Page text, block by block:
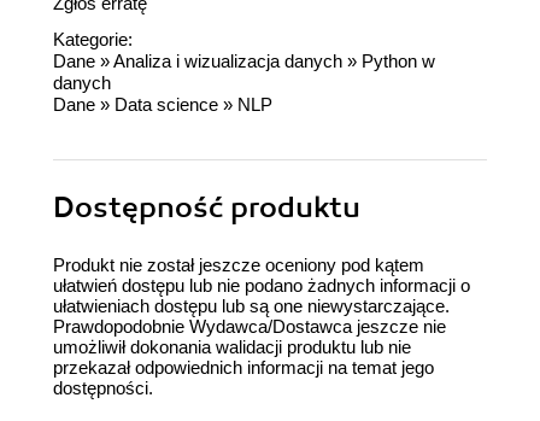
Kategorie:
Dane »Analiza i wizualizacja danych » Python w
danych
Dane » Data science » NLP
Dostępność produktu
Produkt nie został jeszcze oceniony pod kątem
ułatwień dostępu lub nie podano żadnych informacji o
ułatwieniach dostępu lub są one niewystarczające.
Prawdopodobnie Wydawca/Dostawca jeszcze nie
umożliwił dokonania walidacji produktu lub nie
przekazał odpowiednich informacji na temat jego
dostępności.